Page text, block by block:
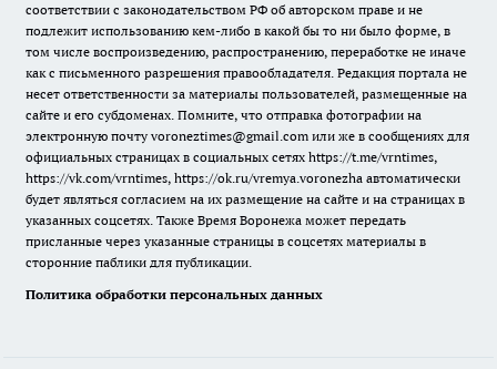
соответствии с законодательством РФ об авторском праве и не
подлежит использованию кем-либо в какой бы то ни было форме, в
том числе воспроизведению, распространению, переработке не иначе
как с письменного разрешения правообладателя. Редакция портала не
несет ответственности за материалы пользователей, размещенные на
сайте и его субдоменах. Помните, что отправка фотографии на
электронную почту voroneztimes@gmail.com или же в сообщениях для
официальных страницах в социальных сетях https://t.me/vrntimes,
https://vk.com/vrntimes, https://ok.ru/vremya.voronezha автоматически
будет являться согласием на их размещение на сайте и на страницах в
указанных соцсетях. Также Время Воронежа может передать
присланные через указанные страницы в соцсетях материалы в
сторонние паблики для публикации.
Политика обработки персональных данных